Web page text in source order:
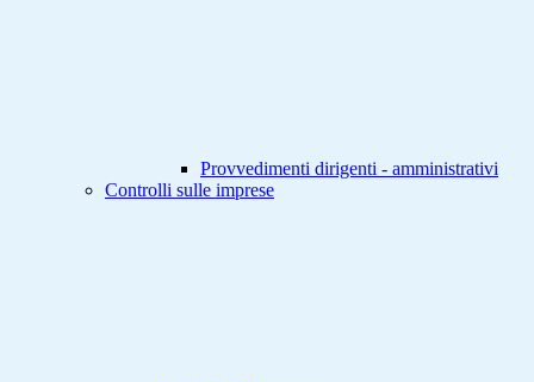
Provvedimenti dirigenti - amministrativi
Controlli sulle imprese